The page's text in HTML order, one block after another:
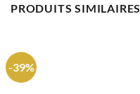
PRODUITS SIMILAIRES
-39%